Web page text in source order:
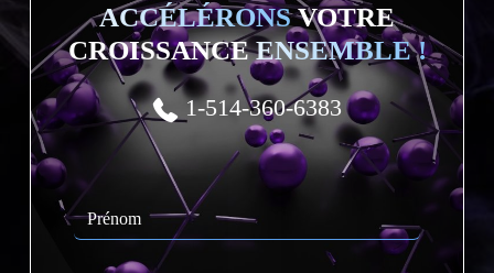
ACCÉLÉRONSVOTRE
CROISSANCEENSEMBLE !
1-514-360-6383